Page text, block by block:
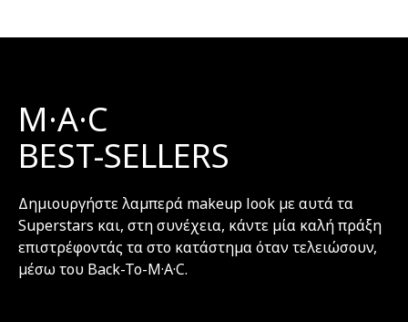
M·A·C
BEST-SELLERS
Δημιουργήστε λαμπερά makeup look με αυτά τα
Superstars και, στη συνέχεια, κάντε μία καλή πράξη
επιστρέφοντάς τα στο κατάστημα όταν τελειώσουν,
μέσω του Back-To-M·A·C.